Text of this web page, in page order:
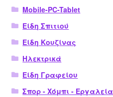
Mobile-PC-Tablet
Είδη Σπιτιού
Είδη Κουζίνας
Ηλεκτρικά
Είδη Γραφείου
Σπορ - Χόμπι - Εργαλεία